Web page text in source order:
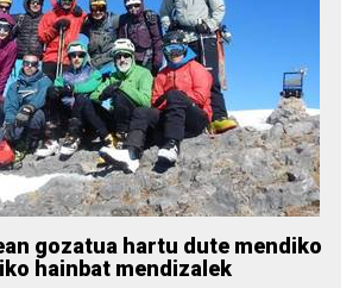
gozatua hartu dute mendiko
hainbat mendizalek